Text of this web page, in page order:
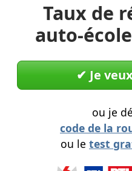
Taux de
auto-
✔︎ Je
ou je
code de la
ou le test